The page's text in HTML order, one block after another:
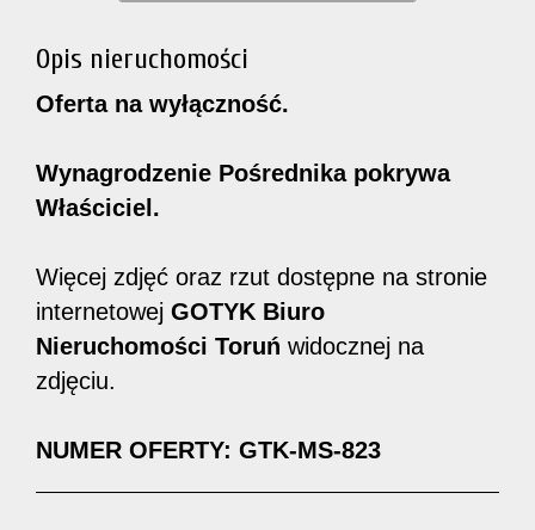
Opis nieruchomości
Oferta na wyłączność.
Wynagrodzenie Pośrednika pokrywa
Właściciel.
Więcej zdjęć oraz rzut dostępne na stronie
internetowej GOTYK Biuro
Nieruchomości Toruń widocznej na
zdjęciu.
NUMER OFERTY: GTK-MS-823